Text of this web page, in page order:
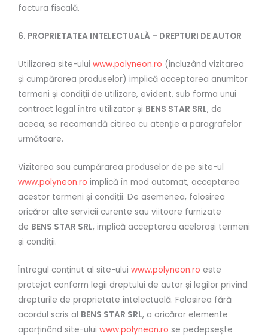
factura fiscală.
6. PROPRIETATEA INTELECTUALĂ – DREPTURI DE AUTOR
Utilizarea site-ului www.polyneon.ro (incluzând vizitarea
și cumpărarea produselor) implică acceptarea anumitor
termeni și condiții de utilizare, evident, sub forma unui
contract legal între utilizator și BENS STAR SRL, de
aceea, se recomandă citirea cu atenție a paragrafelor
următoare.
Vizitarea sau cumpărarea produselor de pe site-ul
www.polyneon.ro implică în mod automat, acceptarea
acestor termeni și condiții. De asemenea, folosirea
oricăror alte servicii curente sau viitoare furnizate
de BENS STAR SRL, implică acceptarea acelorași termeni
și condiții.
Întregul conținut al site-ului www.polyneon.ro este
protejat conform legii dreptului de autor și legilor privind
drepturile de proprietate intelectuală. Folosirea fără
acordul scris al BENS STAR SRL, a oricăror elemente
aparținând site-ului www.polyneon.ro se pedepsește